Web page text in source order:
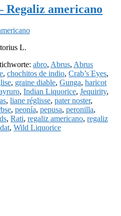
Regaliz americano
L.
abro, Abrus, Abrus
, chochitos de indio, Crab’s Eyes,
, graine diable, Gunga, haricot
, Indian Liquorice, Jequirity,
, liane réglisse, pater noster,
, peonía, pepusa, peronilla,
, Rati, regaliz americano, regaliz
, Wild Liquorice